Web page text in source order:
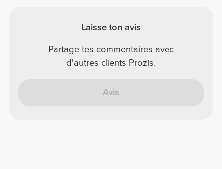
Laisse ton avis
Partage tes commentaires avec
d'autres clients Prozis.
Avis